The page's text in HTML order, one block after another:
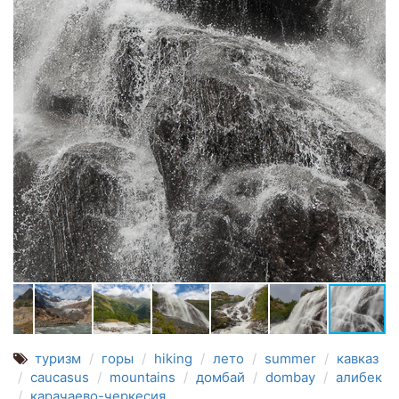
туризм горы hiking лето summer
кавказ
caucasus
mountains домбай dombay
алибек